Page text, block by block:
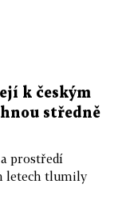
k českým
středně
prostředí
letech tlumily